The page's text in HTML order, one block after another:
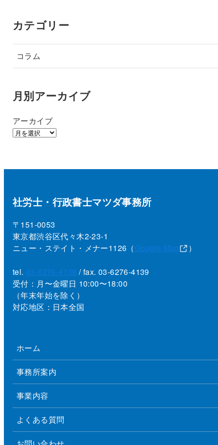
カテゴリー
コラム
月別アーカイブ
アーカイブ
社労士・行政書士マツダ事務所
〒151-0053
東京都渋谷区代々木2-23-1
ニュー・ステイト・メナー1126（Google Map ）
tel. 03-6276-4138 / fax. 03-6276-4139
受付：月〜金曜日 10:00〜18:00
（年末年始を除く）
対応地区：日本全国
ホーム
事務所案内
事業内容
よくある質問